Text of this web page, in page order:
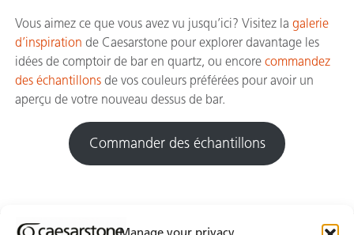
Vous aimez ce que vous avez vu jusqu’ici? Visitez la galerie
d’inspiration de Caesarstone pour explorer davantage les
idées de comptoir de bar en quartz, ou encore commandez
des échantillons de vos couleurs préférées pour avoir un
aperçu de votre nouveau dessus de bar.
Commander des échantillons